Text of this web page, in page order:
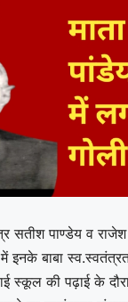
सतीश पाण्डेय व
बाबा
स्कूल की पढ़ाई के